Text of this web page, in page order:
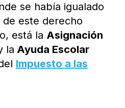
se había igualado
este derecho
está la Asignación
la Ayuda Escolar
Impuesto a las